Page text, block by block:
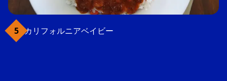
カリフォルニアベイビー